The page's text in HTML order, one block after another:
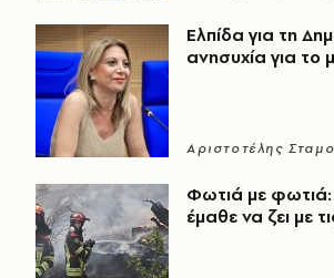
Ελπίδα για τη
ανησυχία για το
Αριστοτέλης
Φωτιά με
έμαθε να ζει με